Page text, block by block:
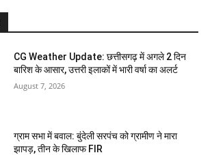
CG Weather Update: छत्तीसगढ़ में अगले 2 दिन
बारिश के आसार, उत्तरी इलाकों में भारी वर्षा का अलर्ट
August 7, 2026
ग्राम सभा में बवाल: बुंदेली सरपंच को ग्रामीण ने मारा
झापड़, तीन के खिलाफ FIR